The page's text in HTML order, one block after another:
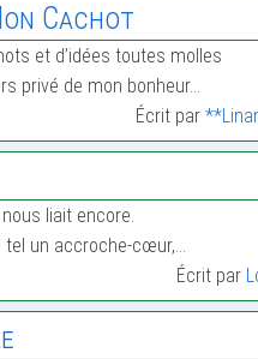
Cachot
et d’idées toutes molles
privé de mon bonheur…
Écrit par
liait encore.
tel un accroche-cœur,…
Écrit par